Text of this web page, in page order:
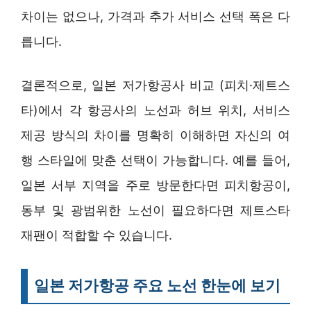
차이는 없으나, 가격과 추가 서비스 선택 폭은 다
릅니다.
결론적으로, 일본 저가항공사 비교 (피치·제트스
타)에서 각 항공사의 노선과 허브 위치, 서비스
제공 방식의 차이를 명확히 이해하면 자신의 여
행 스타일에 맞춘 선택이 가능합니다. 예를 들어,
일본 서부 지역을 주로 방문한다면 피치항공이,
동부 및 광범위한 노선이 필요하다면 제트스타
재팬이 적합할 수 있습니다.
일본 저가항공 주요 노선 한눈에 보기